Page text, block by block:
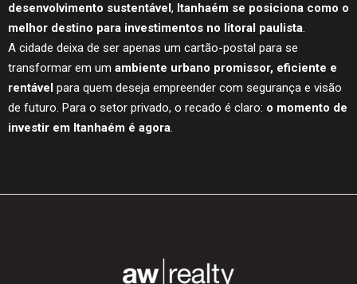
desenvolvimento sustentável, Itanhaém se posiciona como o
melhor destino para investimentos no litoral paulista.
A cidade deixa de ser apenas um cartão-postal para se
transformar em um ambiente urbano promissor, eficiente e
rentável para quem deseja empreender com segurança e visão
de futuro. Para o setor privado, o recado é claro: o momento de
investir em Itanhaém é agora.